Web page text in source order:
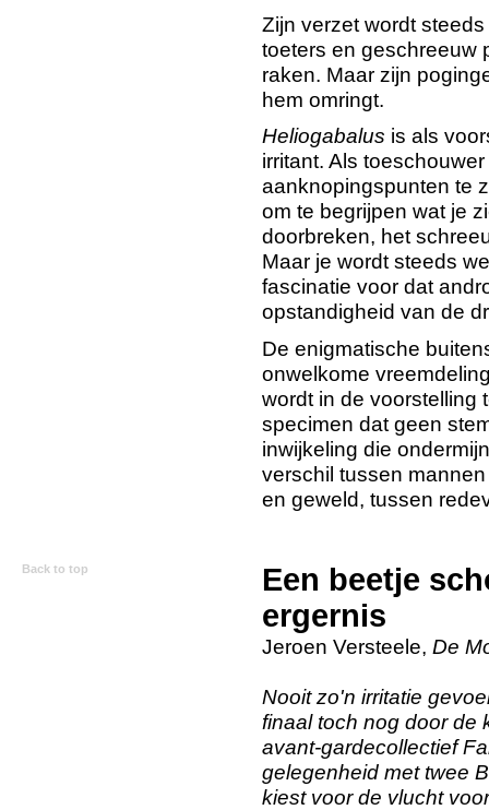
Zijn verzet wordt
toeters en geschreeuw
raken. Maar zijn
hem omringt.
Heliogabalus is als
irritant. Als
aanknopingspunten te
om te begrijpen wat je
doorbreken, het
Maar je wordt steeds
fascinatie voor dat
opstandigheid van de
De enigmatische
onwelkome
wordt in de voorstelling
specimen dat geen
inwijkeling die
verschil tussen
en geweld, tussen
Back to top
Een beetje
ergernis
Jeroen Versteele, De
Nooit zo'n irritatie
finaal toch nog door de
avant-gardecollectief
gelegenheid met twee
kiest voor de vlucht